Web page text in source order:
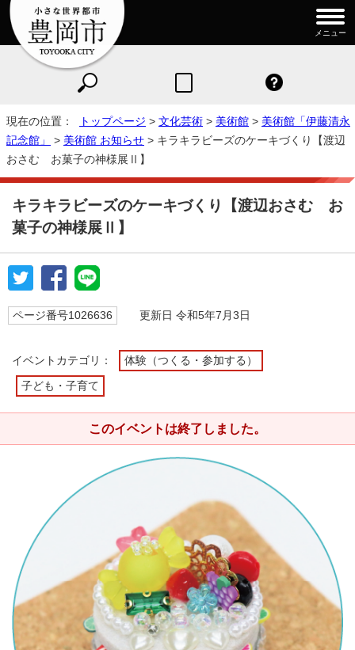
メニュー
現在の位置： トップページ > 文化芸術 > 美術館 > 美術館「伊藤清永
記念館」
> 美術館 お知らせ > キラキラビーズのケーキづくり【渡辺
おさむ お菓子の神様展Ⅱ】
キラキラビーズのケーキづくり【渡辺おさむ お
菓子の神様展Ⅱ】
ページ番号1026636 更新日 令和5年7月3日
イベントカテゴリ： 体験（つくる・参加する）
子ども・子育て
このイベントは終了しました。